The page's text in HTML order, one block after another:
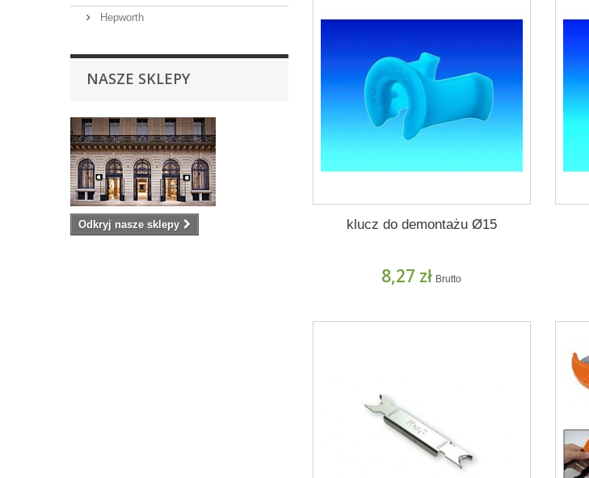
Hepworth
NASZE SKLEPY
Odkryj nasze sklepy klucz do demontażu Ø15
8,27 zł Brutto